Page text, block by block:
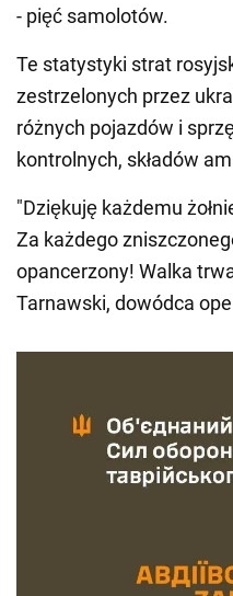
- pięć samolotów.
Te statystyki strat
zestrzelonych przez
różnych pojazdów i
kontrolnych, składów
"Dziękuję każdemu
Za każdego
opancerzony! Walka
Tarnawski, dowódca